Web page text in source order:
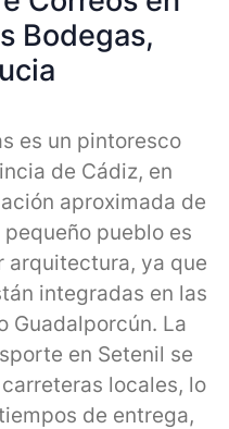
Bodegas,
es un pintoresco
de Cádiz, en
aproximada de
pueblo es
arquitectura, ya que
integradas en las
Guadalporcún. La
en Setenil se
locales, lo
de entrega,